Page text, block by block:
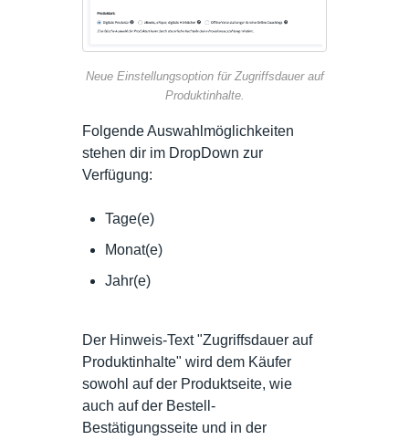
Neue Einstellungsoption für Zugriffsdauer auf
Produktinhalte.
Folgende Auswahlmöglichkeiten
stehen dir im DropDown zur
Verfügung:
Tage(e)
Monat(e)
Jahr(e)
Der Hinweis-Text "Zugriffsdauer auf
Produktinhalte" wird dem Käufer
sowohl auf der Produktseite, wie
auch auf der Bestell-
Bestätigungsseite und in der